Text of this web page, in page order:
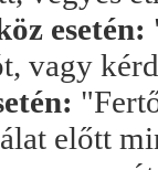
esetén:
vagy
előtt